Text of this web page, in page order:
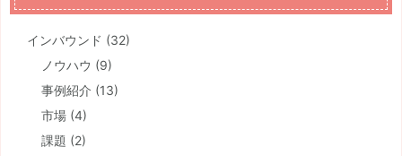
インバウンド (32)
ノウハウ (9)
事例紹介 (13)
市場 (4)
課題 (2)